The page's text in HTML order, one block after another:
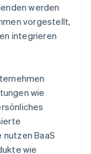
werden
vorgestellt,
integrieren
wie
BaaS
wie